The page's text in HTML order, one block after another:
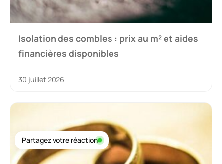
Isolation des combles : prix au m² et aides
financières disponibles
30 juillet 2026
Partagez votre réaction